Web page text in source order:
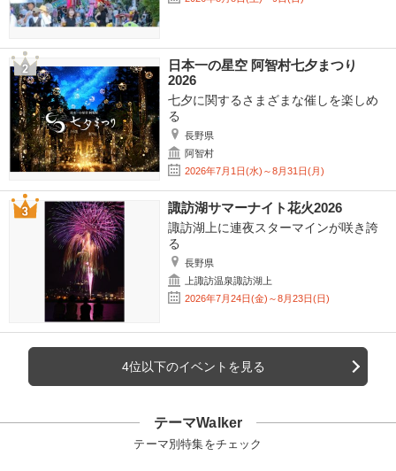
日本一の星空 阿智村七夕まつり
2026
七夕に関するさまざまな催しを楽しめ
る
長野県
阿智村
2026年7月1日(水)～8月31日(月)
諏訪湖サマーナイト花火2026
諏訪湖上に連夜スターマインが咲き誇
る
長野県
上諏訪温泉諏訪湖上
2026年7月24日(金)～8月23日(日)
4位以下のイベントを見る
テーマWalker
テーマ別特集をチェック